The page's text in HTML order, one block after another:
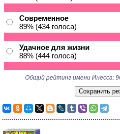
Современное
89% (434 голоса)
Удачное для жизни
88% (444 голоса)
Общий рейтинг имени Инесса: